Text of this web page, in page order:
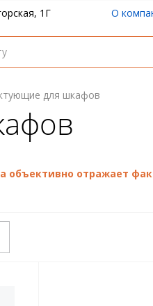
1Г О
для шкафов
объективно отражает